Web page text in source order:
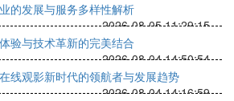
的发展与服务多样性解析
2026-08-05 11:29:15
验与技术革新的完美结合
2026-08-04 14:50:54
线观影新时代的领航者与发展趋势
2026-08-04 14:16:59